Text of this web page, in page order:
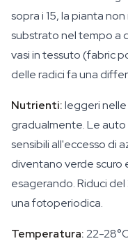
sopra i 15, la pianta
substrato nel tempo a
vasi in tessuto (fabric
delle radici fa una
Nutrienti:leggeri
gradualmente. Le auto
sensibili all'eccesso di
diventano verde scuro
esagerando. Riduci
una fotoperiodica.
Temperatura:22-